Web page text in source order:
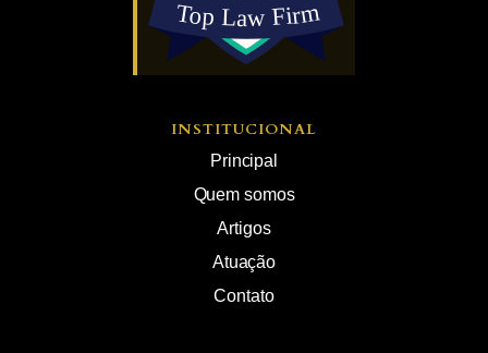
INSTITUCIONAL
Principal
Quem somos
Artigos
Atuação
Contato